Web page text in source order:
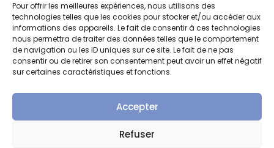
Pour offrir les meilleures expériences, nous utilisons des
technologies telles que les cookies pour stocker et/ou accéder aux
informations des appareils. Le fait de consentir à ces technologies
nous permettra de traiter des données telles que le comportement
de navigation ou les ID uniques sur ce site. Le fait de ne pas
consentir ou de retirer son consentement peut avoir un effet négatif
sur certaines caractéristiques et fonctions.
Accepter
Refuser
Nos actualités
Contactez-nous
Mentions légales
Certificats qualité
Conditions Générales de Vente